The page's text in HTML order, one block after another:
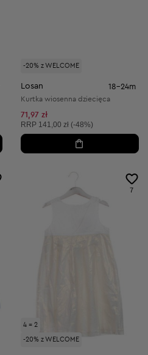
-20% z WELCOME
Losan 18-24m
Kurtka wiosenna dziecięca
71,97 zł
Cena sugerowana:
RRP 141,00 zł (-48%)
4 = 2
-20% z WELCOME
7